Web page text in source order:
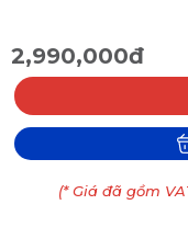
2,990,000đ
(* Giá đã gồm